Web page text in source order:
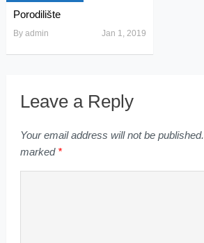
Porodilište
By admin Jan 1, 2019
Leave a Reply
Your email address will not be published.
marked *